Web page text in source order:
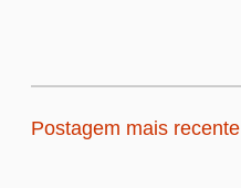
Postagem mais recente